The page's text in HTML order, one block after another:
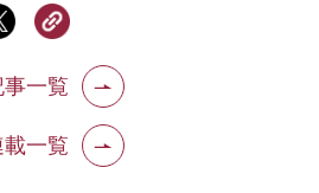
事一覧
載一覧